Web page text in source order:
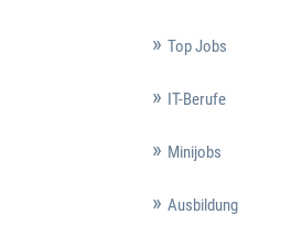
Top Jobs
IT-Berufe
Minijobs
Ausbildung